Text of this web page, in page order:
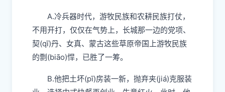
A.冷兵器时代，游牧民族和农耕民族打仗，
不用开打，仅仅在气势上，长城那一边的党项、
契(qī)丹、女真、蒙古这些草原帝国上游牧民族
的剽(biāo)悍，已胜了一筹。
B.他把土坏(pī)房装一新，抛弃夹(jiá)克服装